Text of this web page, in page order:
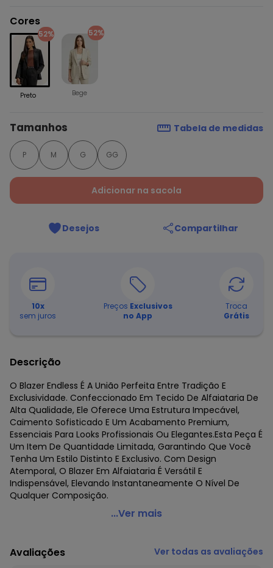
Cores
52%
Preto
52%
Bege
Tamanhos Tabela de medidas
P M G GG
Adicionar na sacola
Desejos Compartilhar
10x
sem juros
Preços Exclusivos
no App
Troca
Grátis
Descrição
O Blazer Endless É A União Perfeita Entre Tradição E
Exclusividade. Confeccionado Em Tecido De Alfaiataria De
Alta Qualidade, Ele Oferece Uma Estrutura Impecável,
Caimento Sofisticado E Um Acabamento Premium,
Essenciais Para Looks Profissionais Ou Elegantes.Esta Peça É
Um Item De Quantidade Limitada, Garantindo Que Você
Tenha Um Estilo Distinto E Exclusivo. Com Design
Atemporal, O Blazer Em Alfaiataria É Versátil E
Indispensável, Elevando Instantaneamente O Nível De
Qualquer Composição.
Endless - Blazer Feminino Alfaiataria Preto
Fornecedor: ROVITEX IND E COM DE MALHAS LTDA / CNPJ
79.233.672/0010-98
...Ver mais
Avaliações Ver todas as avaliações